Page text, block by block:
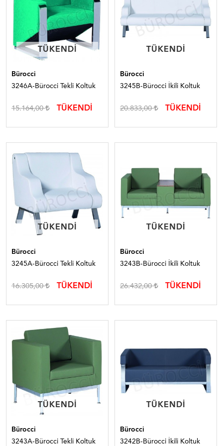
TÜKENDI
TÜKENDI
Bürocci
3246A-Bürocci Tekli Koltuk
15.164,00 TÜKENDİ
TÜKENDI
TÜKENDI
Bürocci
3245B-Bürocci İkili Koltuk
20.833,00 TÜKENDİ
TÜKENDI
TÜKENDI
Bürocci
3245A-Bürocci Tekli Koltuk
16.305,00 TÜKENDİ
TÜKENDI
TÜKENDI
Bürocci
3243B-Bürocci İkili Koltuk
26.432,00 TÜKENDİ
TÜKENDI
TÜKENDI
Bürocci
3243A-Bürocci Tekli Koltuk
TÜKENDI
TÜKENDI
Bürocci
3242B-Bürocci İkili Koltuk